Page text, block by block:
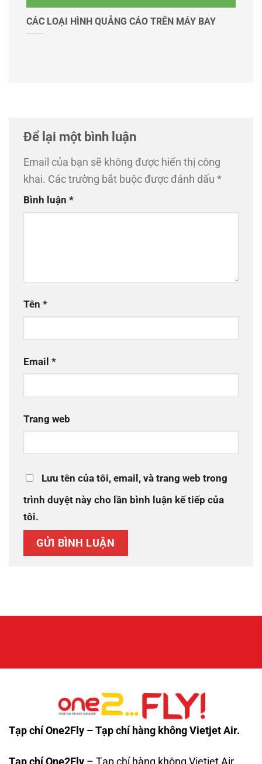
CÁC LOẠI HÌNH QUẢNG CÁO TRÊN MÁY BAY
Để lại một bình luận
Email của bạn sẽ không được hiển thị công
khai. Các trường bắt buộc được đánh dấu *
Bình luận *
Tên *
Email *
Trang web
Lưu tên của tôi, email, và trang web trong
trình duyệt này cho lần bình luận kế tiếp của
tôi.
Tạp chí One2Fly – Tạp chí hàng không Vietjet Air.